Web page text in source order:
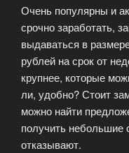
Очень популярны и
срочно заработать,
выдаваться в
рублей на срок от
крупнее, которые
ли, удобно? Стоит
можно найти
получить небольшие
отказывают.